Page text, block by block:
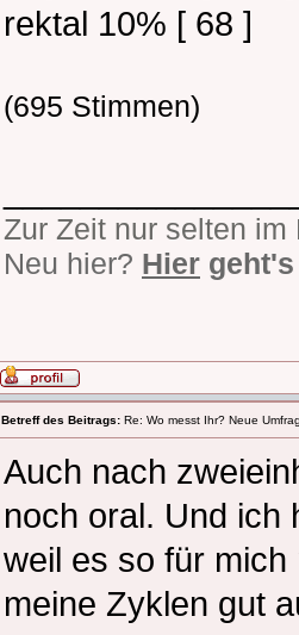
rektal 10% [ 68 ]
(695 Stimmen)
Zur Zeit nur selten im
Neu hier? Hier
Betreff des Beitrags: Re: Wo messt Ihr? Neue
Auch nach
noch oral. Und ich
weil es so für
meine Zyklen gut